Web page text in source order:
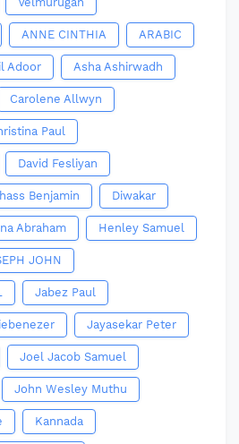
ANNE CINTHIA ARABIC
Adoor Asha Ashirwadh
Carolene Allwyn
Paul
David Fesliyan
Benjamin Diwakar
Abraham Henley Samuel
JOHN
Jabez Paul
Jayasekar Peter
Joel Jacob Samuel
John Wesley Muthu
Kannada